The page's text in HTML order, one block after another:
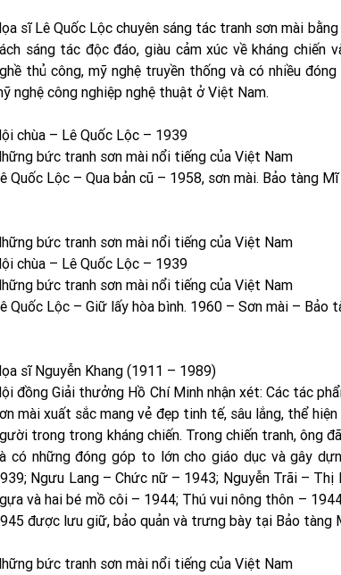
sĩ Lê Quốc Lộc chuyên sáng tác tranh sơn mài
sáng tác độc đáo, giàu cảm xúc về kháng chiến
thủ công, mỹ nghệ truyền thống và có nhiều
nghệ công nghiệp nghệ thuật ở Việt Nam.
chùa – Lê Quốc Lộc – 1939
bức tranh sơn mài nổi tiếng của Việt Nam
Quốc Lộc – Qua bản cũ – 1958, sơn mài. Bảo tàng
bức tranh sơn mài nổi tiếng của Việt Nam
chùa – Lê Quốc Lộc – 1939
bức tranh sơn mài nổi tiếng của Việt Nam
Quốc Lộc – Giữ lấy hòa bình. 1960 – Sơn mài – Bảo
sĩ Nguyễn Khang (1911 – 1989)
đồng Giải thưởng Hồ Chí Minh nhận xét: Các tác
mài xuất sắc mang vẻ đẹp tinh tế, sâu lắng, thể
trong trong kháng chiến. Trong chiến tranh, ông
có những đóng góp to lớn cho giáo dục và gây
Ngưu Lang – Chức nữ – 1943; Nguyễn Trãi –
và hai bé mồ côi – 1944; Thú vui nông thôn –
được lưu giữ, bảo quản và trưng bày tại Bảo tàng
bức tranh sơn mài nổi tiếng của Việt Nam